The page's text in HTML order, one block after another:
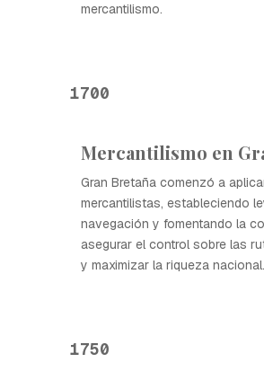
mercantilismo.
1700
Mercantilismo en
Gran Bretaña comenzó a
mercantilistas, estableciendo
navegación y fomentando la
asegurar el control sobre las
y maximizar la riqueza nacional.
1750